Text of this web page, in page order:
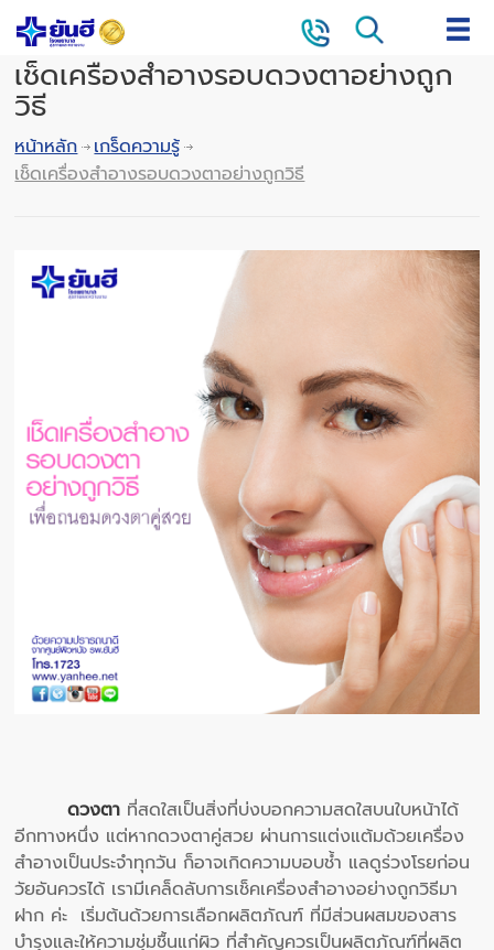
เช็ดเครื่องสำอางรอบดวงตาอย่างถูก
วิธี
หน้าหลัก
เกร็ดความรู้
เช็ดเครื่องสำอางรอบดวงตาอย่างถูกวิธี
ดวงตา ที่สดใสเป็นสิ่งที่บ่งบอกความสดใสบนใบหน้าได้
อีกทางหนึ่ง แต่หากดวงตาคู่สวย ผ่านการแต่งแต้มด้วยเครื่อง
สำอางเป็นประจำทุกวัน ก็อาจเกิดความบอบช้ำ แลดูร่วงโรยก่อน
วัยอันควรได้ เรามีเคล็ดลับการเช็คเครื่องสำอางอย่างถูกวิธีมา
ฝาก ค่ะ เริ่มต้นด้วยการเลือกผลิตภัณฑ์ ที่มีส่วนผสมของสาร
บำรุงและให้ความชุ่มชื้นแก่ผิว ที่สำคัญควรเป็นผลิตภัณฑ์ที่ผลิต